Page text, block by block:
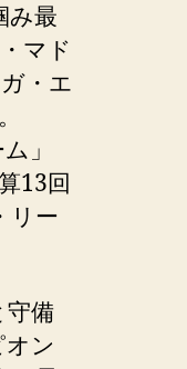
み最
マド
・エ
。
」
13回
リー
守備
ン